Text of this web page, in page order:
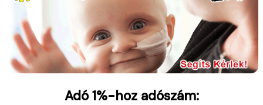
Adó 1%-hoz adószám: